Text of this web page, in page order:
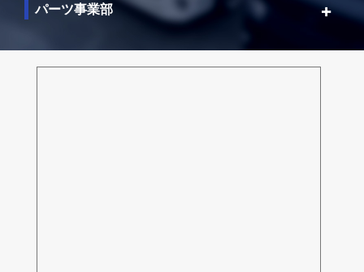
パーツ事業部